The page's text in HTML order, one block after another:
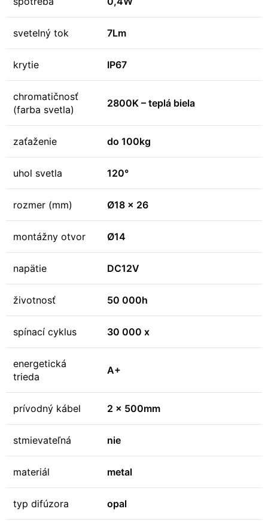
svetelný tok 7Lm
krytie IP67
chromatičnosť
(farba svetla)
2800K – teplá biela
zaťaženie do 100kg
uhol svetla 120°
rozmer (mm) Ø18 x 26
montážny otvor Ø14
napätie DC12V
životnosť 50 000h
spínací cyklus 30 000 x
energetická
trieda
A+
prívodný kábel 2 x 500mm
stmievateľná nie
materiál metal
typ difúzora opal